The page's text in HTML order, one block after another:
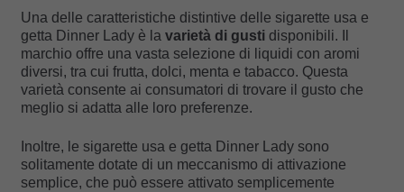
Una delle caratteristiche distintive delle sigarette usa e
getta Dinner Lady è la varietà di gustidisponibili. Il
marchio offre una vasta selezione di liquidi con aromi
diversi, tra cui frutta, dolci, menta e tabacco. Questa
varietà consente ai consumatori di trovare il gusto che
meglio si adatta alle loro preferenze.
Inoltre, le sigarette usa e getta Dinner Lady sono
solitamente dotate di un meccanismo di attivazione
semplice, che può essere attivato semplicemente